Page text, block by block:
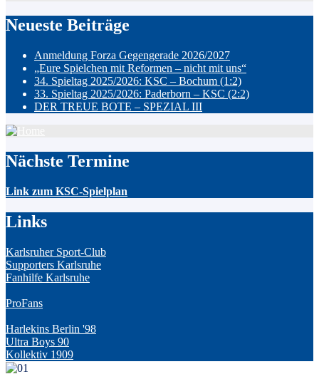
Neueste Beiträge
Anmeldung Forza Gegengerade 2026/2027
„Eure Spielchen mit Reformen – nicht mit uns“
34. Spieltag 2025/2026: KSC – Bochum (1:2)
33. Spieltag 2025/2026: Paderborn – KSC (2:2)
DER TREUE BOTE – SPEZIAL III
Nächste Termine
Link zum KSC-Spielplan
Links
Karlsruher Sport-Club
Supporters Karlsruhe
Fanhilfe Karlsruhe
ProFans
Harlekins Berlin '98
Ultra Boys 90
Kollektiv 1909